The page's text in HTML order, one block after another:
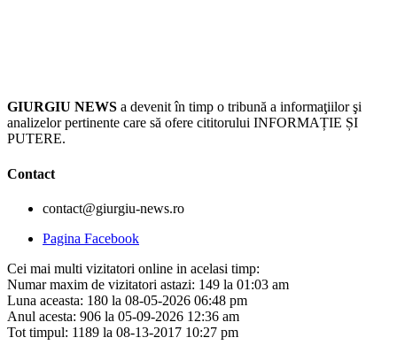
GIURGIU NEWS a devenit în timp o tribună a informaţiilor şi
analizelor pertinente care să ofere cititorului INFORMAȚIE ȘI
PUTERE.
Contact
contact@giurgiu-news.ro
Pagina Facebook
Cei mai multi vizitatori online in acelasi timp:
Numar maxim de vizitatori astazi: 149 la 01:03 am
Luna aceasta: 180 la 08-05-2026 06:48 pm
Anul acesta: 906 la 05-09-2026 12:36 am
Tot timpul: 1189 la 08-13-2017 10:27 pm